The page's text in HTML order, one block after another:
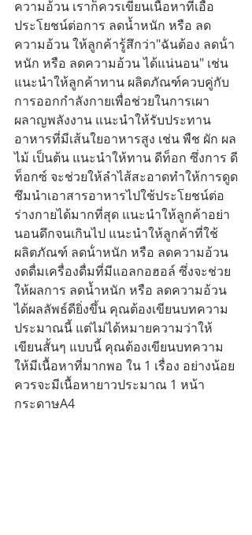
ความอ้วน เราก็ควรเขียนเนื้อหาที่เอื้อ
ประโยชน์ต่อการ ลดน้ำหนัก หรือ ลด
ความอ้วน ให้ลูกค้ารู้สึกว่า"ฉันต้อง ลดน้ํา
หนัก หรือ ลดความอ้วน ได้แน่นอน" เช่น
แนะนำให้ลูกค้าทาน ผลิตภัณฑ์ควบคู่กับ
การออกกำลังกายเพื่อช่วยในการเผา
ผลาญพลังงาน แนะนำให้รับประทาน
อาหารที่มีเส้นใยอาหารสูง เช่น พืช ผัก ผล
ไม้ เป็นต้น แนะนำให้ทาน ดีท็อก ซึ่งการ ดี
ท็อกซ์ จะช่วยให้ลำไส้สะอาดทำให้การดูด
ซึมนำเอาสารอาหารไปใช้ประโยชน์ต่อ
ร่างกายได้มากที่สุด แนะนำให้ลูกค้าอย่า
นอนดึกจนเกินไป แนะนำให้ลูกค้าที่ใช้
ผลิตภัณฑ์ ลดน้ําหนัก หรือ ลดความอ้วน
งดดื่มเครื่องดื่มที่มีแอลกอฮอล์ ซึ่งจะช่วย
ให้ผลการ ลดน้ำหนัก หรือ ลดความอ้วน
ได้ผลลัพธ์ดียิ่งขึ้น คุณต้องเขียนบทความ
ประมาณนี้ แต่ไม่ได้หมายความว่าให้
เขียนสั้นๆ แบบนี้ คุณต้องเขียนบทความ
ให้มีเนื้อหาที่มากพอ ใน 1 เรื่อง อย่างน้อย
ควรจะมีเนื้อหายาวประมาณ 1 หน้า
กระดาษA4